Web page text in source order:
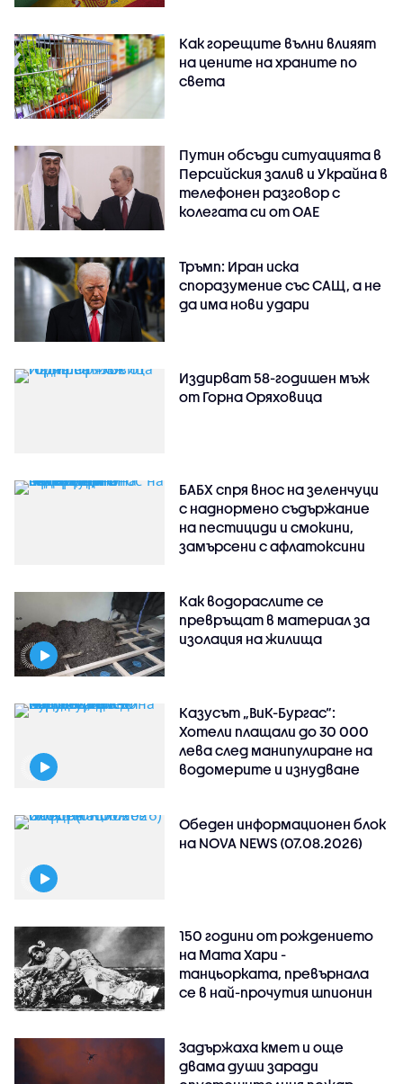
Как горещите вълни влияят
на цените на храните по
света
Путин обсъди ситуацията в
Персийския залив и Украйна в
телефонен разговор с
колегата си от ОАЕ
Тръмп: Иран иска
споразумение със САЩ, а не
да има нови удари
Издирват 58-годишен мъж
от Горна Оряховица
БАБХ спря внос на зеленчуци
с наднормено съдържание
на пестициди и смокини,
замърсени с афлатоксини
Как водораслите се
превръщат в материал за
изолация на жилища
Казусът „ВиК-Бургас“:
Хотели плащали до 30 000
лева след манипулиране на
водомерите и изнудване
Обеден информационен блок
на NOVA NEWS (07.08.2026)
150 години от рождението
на Мата Хари -
танцьорката, превърнала
се в най-прочутия шпионин
Задържаха кмет и още
двама души заради